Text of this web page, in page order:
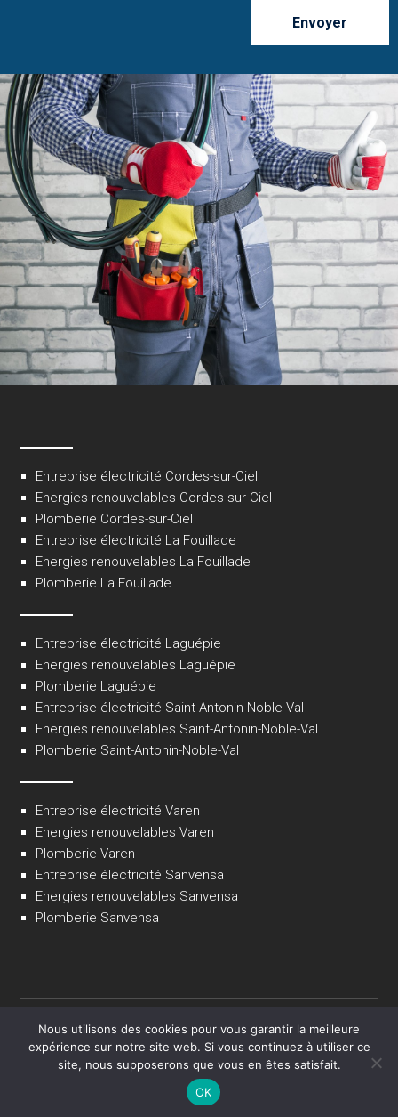
Envoyer
Entreprise électricité Cordes-sur-Ciel
Energies renouvelables Cordes-sur-Ciel
Plomberie Cordes-sur-Ciel
Entreprise électricité La Fouillade
Energies renouvelables La Fouillade
Plomberie La Fouillade
Entreprise électricité Laguépie
Energies renouvelables Laguépie
Plomberie Laguépie
Entreprise électricité Saint-Antonin-Noble-Val
Energies renouvelables Saint-Antonin-Noble-Val
Plomberie Saint-Antonin-Noble-Val
Entreprise électricité Varen
Energies renouvelables Varen
Plomberie Varen
Entreprise électricité Sanvensa
Energies renouvelables Sanvensa
Plomberie Sanvensa
Nous utilisons des cookies pour vous garantir la meilleure
expérience sur notre site web. Si vous continuez à utiliser ce
site, nous supposerons que vous en êtes satisfait.
OK